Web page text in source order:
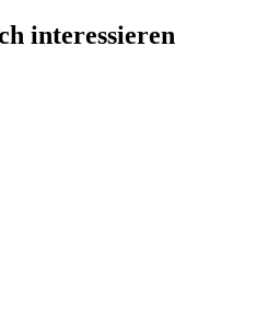
interessieren